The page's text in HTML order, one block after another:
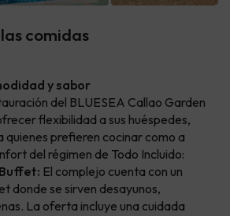
comidas
y sabor
del BLUESEA Callao Garden
flexibilidad a sus huéspedes,
prefieren cocinar como a
del régimen de Todo Incluido:
El complejo cuenta con un
donde se sirven desayunos,
La oferta incluye una cuidada